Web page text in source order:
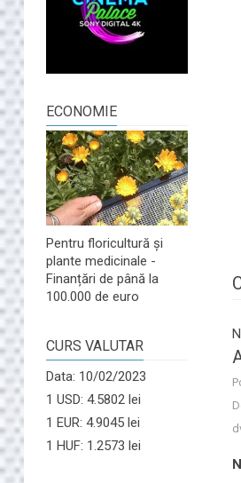
ECONOMIE
Pentru floricultură și
plante medicinale -
Finanțări de până la
100.000 de euro
CURS VALUTAR
Data: 10/02/2023
1 USD: 4.5802 lei
1 EUR: 4.9045 lei
1 HUF: 1.2573 lei